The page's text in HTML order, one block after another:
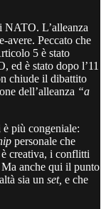
NATO. L’alleanza
avere. Peccato che
5 è stato
ed è stato dopo l’11
chiude il dibattito
dell’alleanza “a
più congeniale:
personale che
creativa, i conflitti
anche qui il punto
sia un set, e che